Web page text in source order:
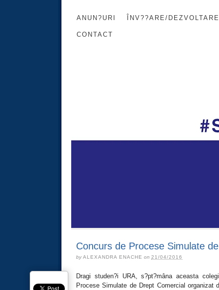
ANUN?URI ÎNV??ARE/DEZVOLTARE
CONTACT
Concurs de Procese Simulate
byALEXANDRA ENACHE on 21/04/2016
Dragi studen?i URA, s?pt?mâna aceasta
Procese Simulate de Drept Comercial organizat